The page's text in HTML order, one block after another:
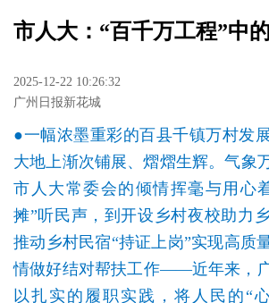
市人大：“百千万工程”中
2025-12-22 10:26:32
广州日报新花城
●一幅浓墨重彩的百县千镇万村发
大地上渐次铺展、熠熠生辉。气象
市人大常委会的倾情挥毫与用心
摊”听民声，到开设乡村夜校助力
推动乡村民宿“持证上岗”实现高质
情做好结对帮扶工作——近年来，
以扎实的履职实践，将人民的“